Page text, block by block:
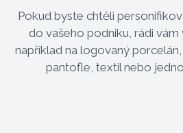
Pokud byste chtěli
do vašeho podniku, rádi
například na logovaný
pantofle, textil nebo